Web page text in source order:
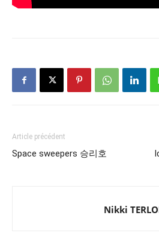
Article précédent
Space sweepers 승리호
Nikki